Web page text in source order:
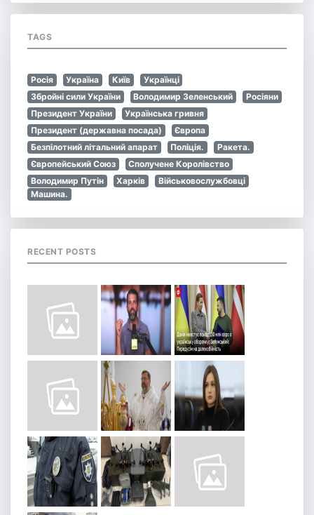
TAGS
Росія Україна Київ
Українці
Збройні сили України
Володимир Зеленський
Росіяни
Президент України
Українська гривня
Президент (державна посада)
Європа
Безпілотний літальний апарат
Поліція.
Ракета.
Європейський Союз
Сполучене Королівство
Володимир Путін
Харків
Військовослужбовці
Машина.
RECENT POSTS